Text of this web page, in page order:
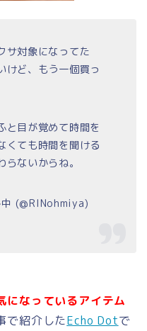
サ対象になってた
けど、もう一個買っ
と目が覚めて時間を
くても時間を聞ける
ないからね。
(@RINohmiya)
になっているアイテム
で紹介したEcho Dotで